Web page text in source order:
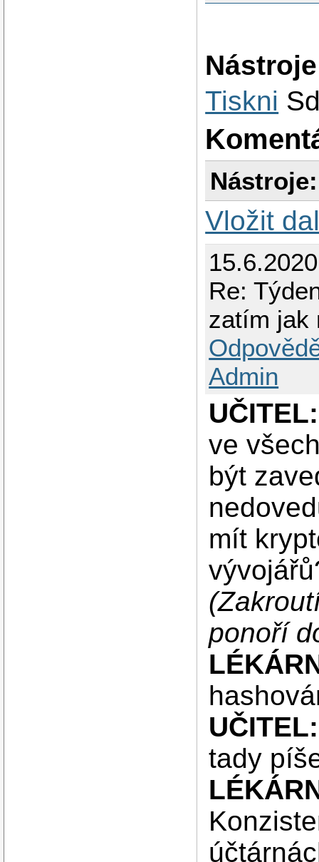
Nástroje
Tiskni
Nástroje:
Vložit
Re:
zatím jak
Admin
UČITEL:
ve
být
mít
ponoří
UČITEL:
tady